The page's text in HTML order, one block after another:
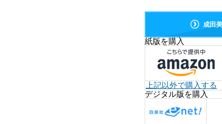
成田
紙版を購入
上記以外で購入する
デジタル版を購入